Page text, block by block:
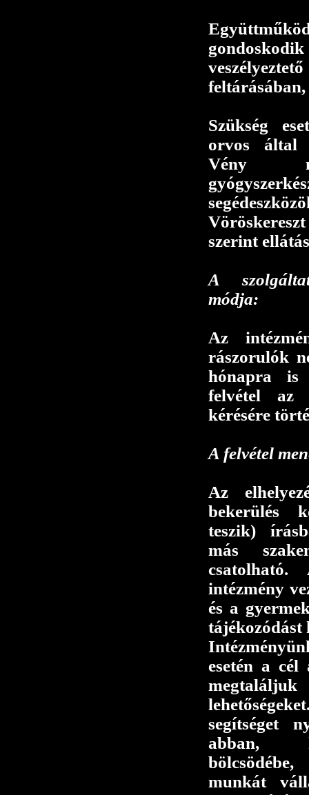
feltárásában,
Szükség
orvos által
Vény
szerint
A
módja:
Az
rászorulók
hónapra is
felvétel az
kérésére
A felvétel
Az
bekerülés
teszik)
más
intézmény
és a
tájékozódást
esetén a
segítséget
abban,
munkát